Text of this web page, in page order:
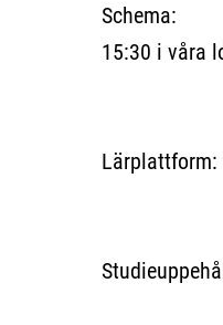
Schema:
15:30 i våra